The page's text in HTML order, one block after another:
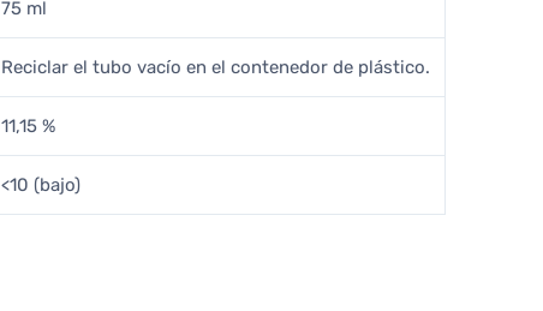
75 ml
Reciclar el tubo vacío en el contenedor de plástico.
11,15 %
<10 (bajo)